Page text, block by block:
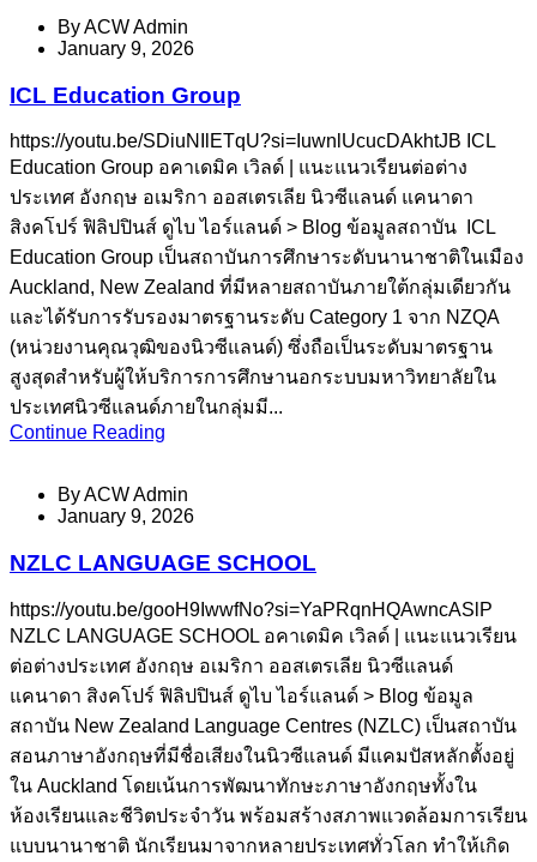
ByACW Admin
January 9, 2026
ICL Education Group
https://youtu.be/SDiuNIlETqU?si=IuwnlUcucDAkhtJB ICL
Education Group อคาเดมิค เวิลด์ | แนะแนวเรียนต่อต่าง
ประเทศ อังกฤษ อเมริกา ออสเตรเลีย นิวซีแลนด์ แคนาดา
สิงคโปร์ ฟิลิปปินส์ ดูไบ ไอร์แลนด์ > Blog ข้อมูลสถาบัน ICL
Education Group เป็นสถาบันการศึกษาระดับนานาชาติในเมือง
Auckland, New Zealand ที่มีหลายสถาบันภายใต้กลุ่มเดียวกัน
และได้รับการรับรองมาตรฐานระดับ Category 1 จาก NZQA
(หน่วยงานคุณวุฒิของนิวซีแลนด์) ซึ่งถือเป็นระดับมาตรฐาน
สูงสุดสำหรับผู้ให้บริการการศึกษานอกระบบมหาวิทยาลัยใน
ประเทศนิวซีแลนด์ภายในกลุ่มมี...
Continue Reading
ByACW Admin
January 9, 2026
NZLC LANGUAGE SCHOOL
https://youtu.be/gooH9IwwfNo?si=YaPRqnHQAwncASlP
NZLC LANGUAGE SCHOOL อคาเดมิค เวิลด์ | แนะแนวเรียน
ต่อต่างประเทศ อังกฤษ อเมริกา ออสเตรเลีย นิวซีแลนด์
แคนาดา สิงคโปร์ ฟิลิปปินส์ ดูไบ ไอร์แลนด์ > Blog ข้อมูล
สถาบัน New Zealand Language Centres (NZLC) เป็นสถาบัน
สอนภาษาอังกฤษที่มีชื่อเสียงในนิวซีแลนด์ มีแคมปัสหลักตั้งอยู่
ใน Auckland โดยเน้นการพัฒนาทักษะภาษาอังกฤษทั้งใน
ห้องเรียนและชีวิตประจำวัน พร้อมสร้างสภาพแวดล้อมการเรียน
แบบนานาชาติ นักเรียนมาจากหลายประเทศทั่วโลก ทำให้เกิด